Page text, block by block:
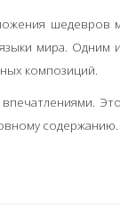
шедевров
мира. Одним
композиций.
содержанию.